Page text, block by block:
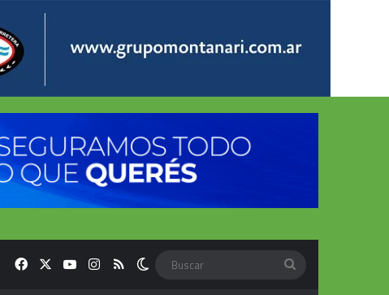
FacebookYouTubeInstagram
RSS Switch skin